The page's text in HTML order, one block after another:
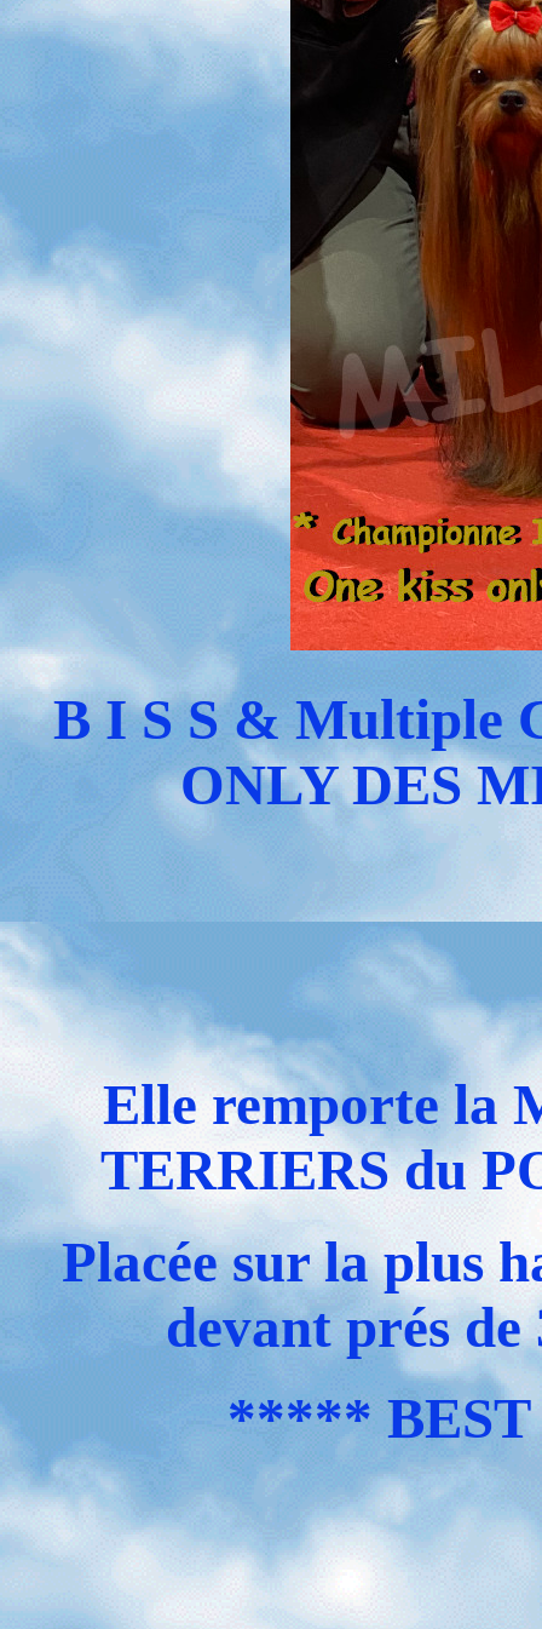
B I S S & Multiple
ONLY DES
Elle remporte la
TERRIERS du
Placée sur la plus
devant prés
*****